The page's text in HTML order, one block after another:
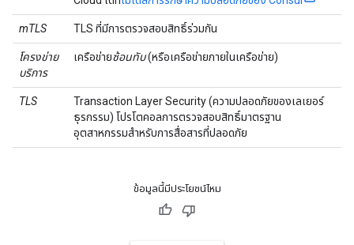
mTLS TLS ที่มีการตรวจสอบสิทธิ์ร่วมกัน
โครงข่าย
บริการ
เครือข่ายซ้อนทับ(หรือเครือข่ายภายในเครือข่าย)
TLS
Transaction Layer Security (ความปลอดภัยของเลเยอร์
ธุรกรรม) โปรโตคอลการตรวจสอบสิทธิ์มาตรฐาน
อุตสาหกรรมสำหรับการสื่อสารที่ปลอดภัย
ข้อมูลนี้มีประโยชน์ไหม